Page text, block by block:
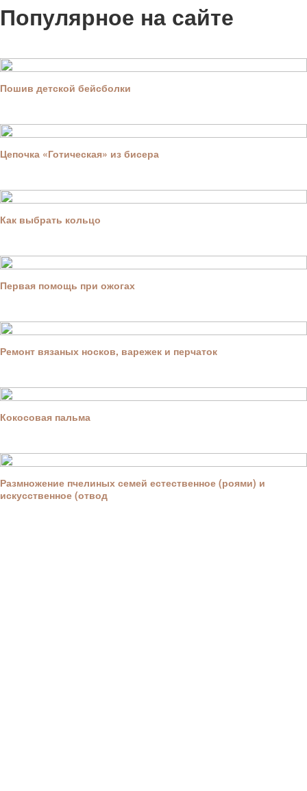
Популярное на сайте
Пошив детской бейсболки
Цепочка «Готическая» из бисера
Как выбрать кольцо
Первая помощь при ожогах
Ремонт вязаных носков, варежек и перчаток
Кокосовая пальма
Размножение пчелиных семей естественное (роями) и
искусственное (отвод